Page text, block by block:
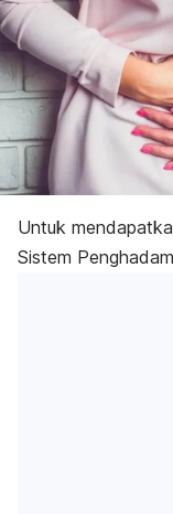
Untuk
Sistem